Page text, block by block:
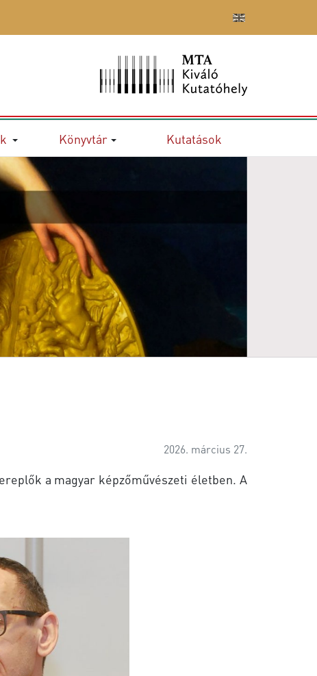
Könyvtár Kutatások
2026. március 27.
a magyar képzőművészeti életben. A